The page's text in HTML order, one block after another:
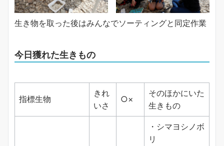
生き物を取った後はみんなでソーティングと同定作業
今日獲れた生きもの
指標生物
きれ
いさ
○×
そのほかにいた
生きもの
・シマヨシノボ
リ